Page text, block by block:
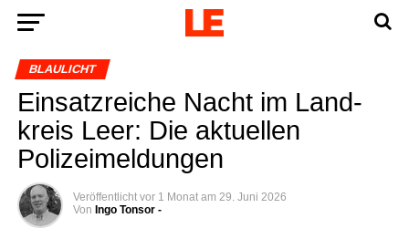
BLAULICHT
Ein­satz­rei­che Nacht im Land­
kreis Leer: Die aktu­el­len
Polizeimeldungen
Veröffentlicht vor 1 Monat am 29. Juni 2026
Von Ingo Tonsor -